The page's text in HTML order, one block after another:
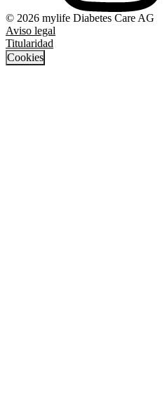
© 2026 mylife Diabetes Care AG
Aviso legal
Titularidad
Cookies